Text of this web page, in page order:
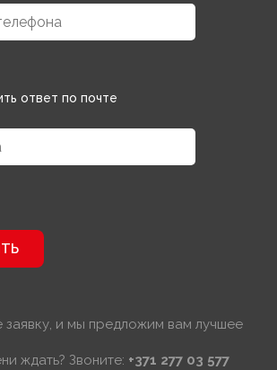
ответ по почте
заявку, и мы предложим вам лучшее
ждать? Звоните: +371 277 03 577